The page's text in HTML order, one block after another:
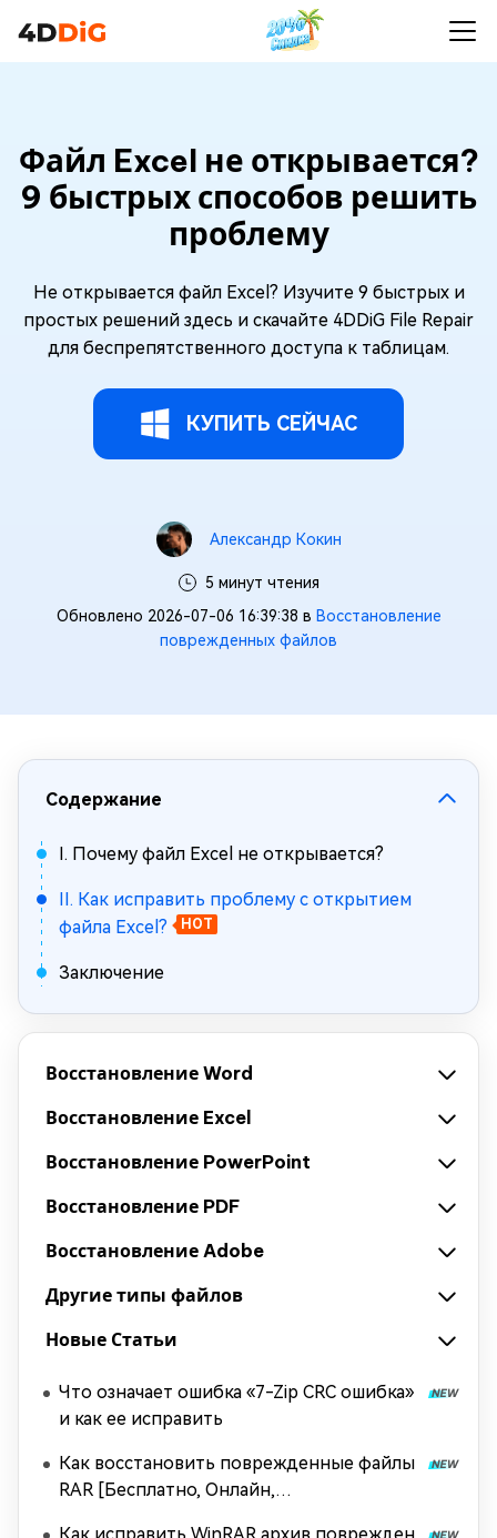
Файл Excel не открывается?
9 быстрых способов решить
проблему
Не открывается файл Excel? Изучите 9 быстрых и
простых решений здесь и скачайте 4DDiG File Repair
для беспрепятственного доступа к таблицам.
КУПИТЬ СЕЙЧАС
Александр Кокин
5 минут чтения
Обновлено 2026-07-06 16:39:38 в Восстановление
поврежденных файлов
Содержание
Ⅰ. Почему файл Excel не открывается?
II. Как исправить проблему с открытием
файла Excel?
HOT
Заключение
Восстановление Word
Восстановление Excel
Восстановление PowerPoint
Восстановление PDF
Восстановление Adobe
Другие типы файлов
Новые Статьи
Что означает ошибка «7-Zip CRC ошибка»
и как ее исправить
Как восстановить поврежденные файлы
RAR [Бесплатно, Онлайн,